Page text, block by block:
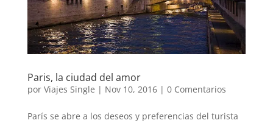
Paris, la ciudad del amor
por Viajes Single | Nov 10, 2016| 0 Comentarios
París se abre a los deseos y preferencias del turista